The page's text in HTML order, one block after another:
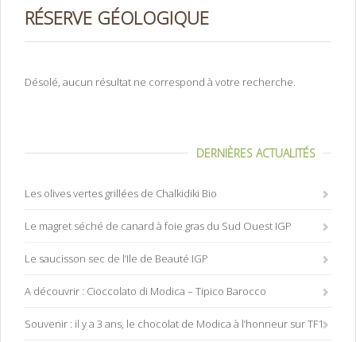
RÉSERVE GÉOLOGIQUE
Désolé, aucun résultat ne correspond à votre recherche.
DERNIÈRES ACTUALITÉS
Les olives vertes grillées de Chalkidiki Bio
Le magret séché de canard à foie gras du Sud Ouest IGP
Le saucisson sec de l’Ile de Beauté IGP
A découvrir : Cioccolato di Modica – Tipico Barocco
Souvenir : il y a 3 ans, le chocolat de Modica à l’honneur sur TF1